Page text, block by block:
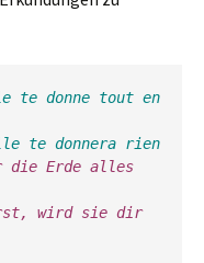
te donne tout en
te donnera rien
die Erde alles
wird sie dir